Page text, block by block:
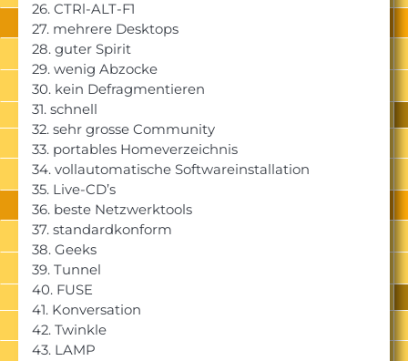
26. CTRl-ALT-F1
27. mehrere Desktops
28. guter Spirit
29. wenig Abzocke
30. kein Defragmentieren
31. schnell
32. sehr grosse Community
33. portables Homeverzeichnis
34. vollautomatische Softwareinstallation
35. Live-CD’s
36. beste Netzwerktools
37. standardkonform
38. Geeks
39. Tunnel
40. FUSE
41. Konversation
42. Twinkle
43. LAMP